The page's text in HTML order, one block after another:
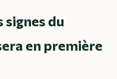
signes du
en première